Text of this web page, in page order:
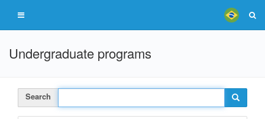
Undergraduate programs
Search